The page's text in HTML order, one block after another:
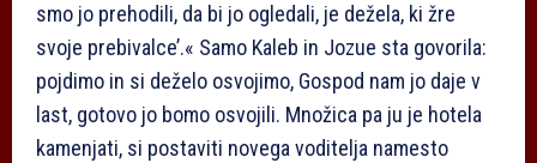
smo jo prehodili, da bi jo ogledali, je dežela, ki žre
svoje prebivalce’.« Samo Kaleb in Jozue sta govorila:
pojdimo in si deželo osvojimo, Gospod nam jo daje v
last, gotovo jo bomo osvojili. Množica pa ju je hotela
kamenjati, si postaviti novega voditelja namesto